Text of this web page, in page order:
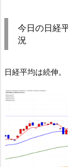
今日の日経
況
日経平均は続伸。